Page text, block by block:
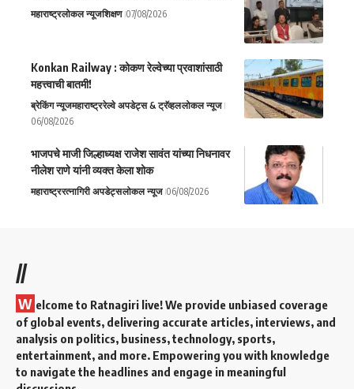
महाराष्ट्रलोकल न्यूजशिक्षण 07/08/2026
Konkan Railway : कोकण रेल्वेच्या प्रवाशांसाठी
महत्त्वाची बातमी!
ब्रेकिंग न्यूजमहाराष्ट्ररेल्वे अपडेट्स & ट्रॅव्हललोकल न्यूज
06/08/2026
भाजपचे माजी जिल्हाध्यक्ष राजेश सावंत यांच्या निधनावर
नीलेश राणे यांनी व्यक्त केला शोक
महाराष्ट्ररत्नागिरी अपडेट्सलोकल न्यूज 06/08/2026
//
W elcome to Ratnagiri live! We provide unbiased coverage
of global events, delivering accurate articles, interviews, and
analysis on politics, business, technology, sports,
entertainment, and more. Empowering you with knowledge
to navigate the headlines and engage in meaningful